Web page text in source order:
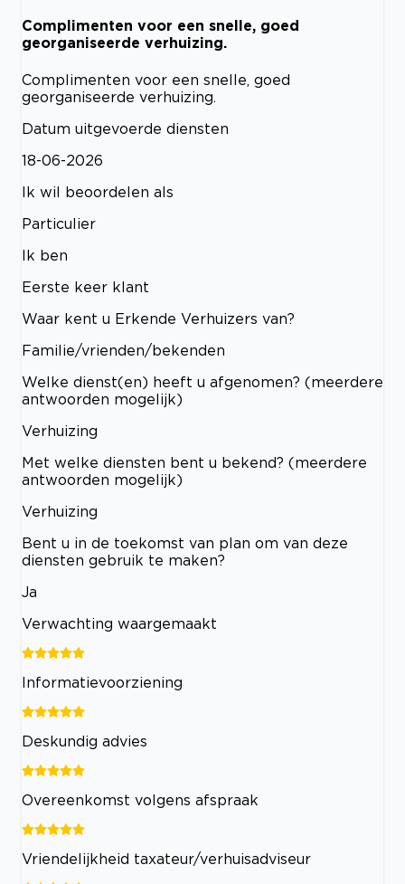
Complimenten voor een snelle, goed
georganiseerde verhuizing.
Complimenten voor een snelle, goed
georganiseerde verhuizing.
Datum uitgevoerde diensten
18-06-2026
Ik wil beoordelen als
Particulier
Ik ben
Eerste keer klant
Waar kent u Erkende Verhuizers van?
Familie/vrienden/bekenden
Welke dienst(en) heeft u afgenomen? (meerdere
antwoorden mogelijk)
Verhuizing
Met welke diensten bent u bekend? (meerdere
antwoorden mogelijk)
Verhuizing
Bent u in de toekomst van plan om van deze
diensten gebruik te maken?
Ja
Verwachting waargemaakt
Informatievoorziening
Deskundig advies
Overeenkomst volgens afspraak
Vriendelijkheid taxateur/verhuisadviseur